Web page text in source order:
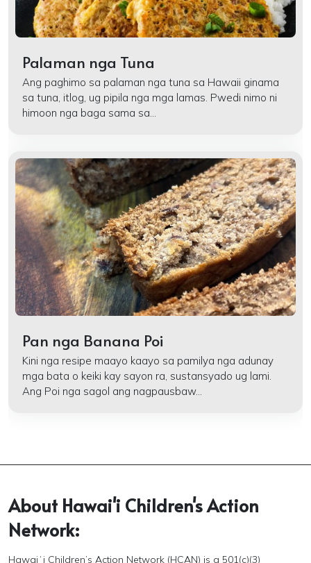
Palaman nga Tuna
Ang paghimo sa palaman nga tuna sa Hawaii ginama
sa tuna, itlog, ug pipila nga mga lamas. Pwedi nimo ni
himoon nga baga sama sa...
Pan nga Banana Poi
Kini nga resipe maayo kaayo sa pamilya nga adunay
mga bata o keiki kay sayon ra, sustansyado ug lami.
Ang Poi nga sagol ang nagpausbaw...
About Hawai'i Children's Action
Network:
Hawaiʻi Children’s Action Network (HCAN) is a 501(c)(3)